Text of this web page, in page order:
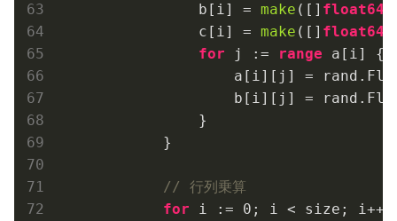
                b[i] =
make ([] float64
                c[i] =
make ([] float64
for j := range a[i] {
a[i][j] =
b[i][j] =
                }
            }
// 行列乗算
for i := 0 ; i < size; i++